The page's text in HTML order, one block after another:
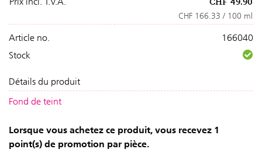
CHF 166.33 / 100 ml
Article no.
166040
Stock
Détails du produit
Fond de teint
Lorsque vous achetez ce produit, vous recevez 1
point(s) de promotion par pièce.